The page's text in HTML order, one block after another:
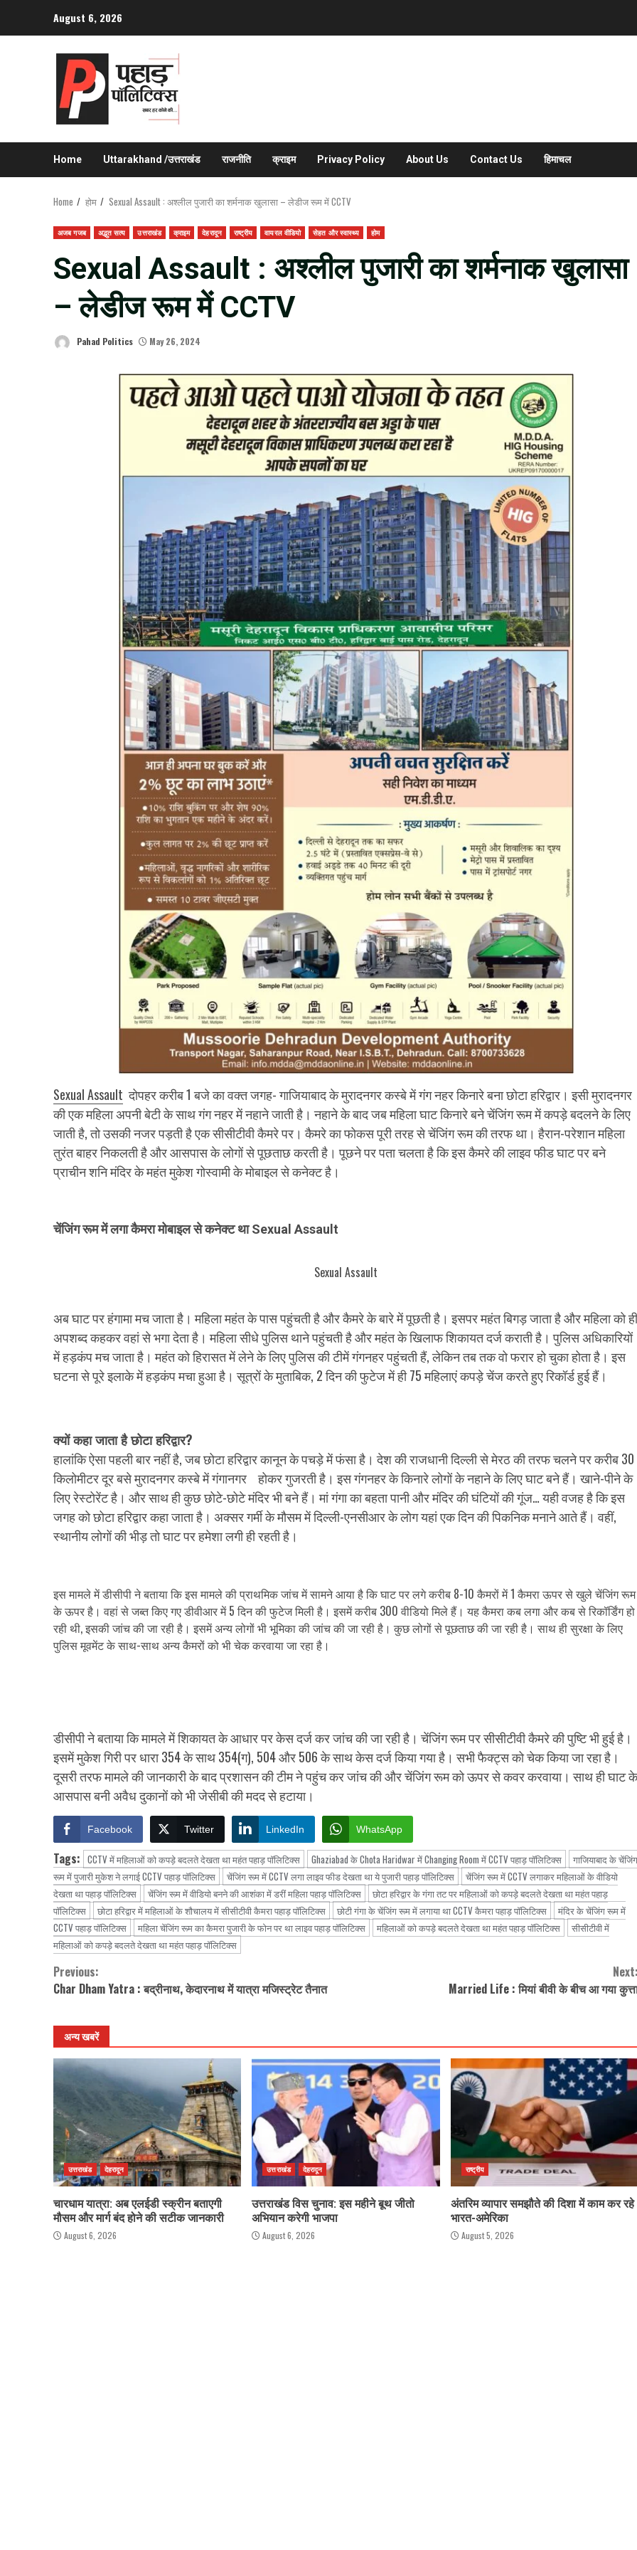
August 6, 2026
Home Uttarakhand /उत्तराखंड राजनीति क्राइम Privacy Policy About Us Contact Us हिमाचल
Home होम Sexual Assault : अश्लील पुजारी का शर्मनाक खुलासा – लेडीज रूम में CCTV
अजब गजब अद्भुत सत्य उत्तराखंड क्राइम देहरादून राष्ट्रीय वायरल वीडियो सेहत और स्वास्थ्य होम
Sexual Assault : अश्लील पुजारी का शर्मनाक खुलासा
– लेडीज रूम में CCTV
Pahad Politics May 26, 2024
Sexual Assault दोपहर करीब 1 बजे का वक्त जगह- गाजियाबाद के मुरादनगर कस्बे में गंग नहर किनारे बना छोटा हरिद्वार। इसी मुरादनगर
की एक महिला अपनी बेटी के साथ गंग नहर में नहाने जाती है। नहाने के बाद जब महिला घाट किनारे बने चेंजिंग रूम में कपड़े बदलने के लिए
जाती है, तो उसकी नजर पड़ती है एक सीसीटीवी कैमरे पर। कैमरे का फोकस पूरी तरह से चेंजिंग रूम की तरफ था। हैरान-परेशान महिला
तुरंत बाहर निकलती है और आसपास के लोगों से पूछताछ करती है। पूछने पर पता चलता है कि इस कैमरे की लाइव फीड घाट पर बने
प्राचीन शनि मंदिर के महंत मुकेश गोस्वामी के मोबाइल से कनेक्ट है।
चेंजिंग रूम में लगा कैमरा मोबाइल से कनेक्ट था Sexual Assault
Sexual Assault
अब घाट पर हंगामा मच जाता है। महिला महंत के पास पहुंचती है और कैमरे के बारे में पूछती है। इसपर महंत बिगड़ जाता है और महिला को ही
अपशब्द कहकर वहां से भगा देता है। महिला सीधे पुलिस थाने पहुंचती है और महंत के खिलाफ शिकायत दर्ज कराती है। पुलिस अधिकारियों
में हड़कंप मच जाता है। महंत को हिरासत में लेने के लिए पुलिस की टीमें गंगनहर पहुंचती हैं, लेकिन तब तक वो फरार हो चुका होता है। इस
घटना से पूरे इलाके में हड़कंप मचा हुआ है। सूत्रों के मुताबिक, 2 दिन की फुटेज में ही 75 महिलाएं कपड़े चेंज करते हुए रिकॉर्ड हुई हैं।
क्यों कहा जाता है छोटा हरिद्वार?
हालांकि ऐसा पहली बार नहीं है, जब छोटा हरिद्वार कानून के पचड़े में फंसा है। देश की राजधानी दिल्ली से मेरठ की तरफ चलने पर करीब 30
किलोमीटर दूर बसे मुरादनगर कस्बे में गंगानगर होकर गुजरती है। इस गंगनहर के किनारे लोगों के नहाने के लिए घाट बने हैं। खाने-पीने के
लिए रेस्टोरेंट है। और साथ ही कुछ छोटे-छोटे मंदिर भी बने हैं। मां गंगा का बहता पानी और मंदिर की घंटियों की गूंज… यही वजह है कि इस
जगह को छोटा हरिद्वार कहा जाता है। अक्सर गर्मी के मौसम में दिल्ली-एनसीआर के लोग यहां एक दिन की पिकनिक मनाने आते हैं। वहीं,
स्थानीय लोगों की भीड़ तो घाट पर हमेशा लगी ही रहती है।
इस मामले में डीसीपी ने बताया कि इस मामले की प्राथमिक जांच में सामने आया है कि घाट पर लगे करीब 8-10 कैमरों में 1 कैमरा ऊपर से खुले चेंजिंग रूम
के ऊपर है। वहां से जब्त किए गए डीवीआर में 5 दिन की फुटेज मिली है। इसमें करीब 300 वीडियो मिले हैं। यह कैमरा कब लगा और कब से रिकॉर्डिंग हो
रही थी, इसकी जांच की जा रही है। इसमें अन्य लोगों भी भूमिका की जांच की जा रही है। कुछ लोगों से पूछताछ की जा रही है। साथ ही सुरक्षा के लिए
पुलिस मूवमेंट के साथ-साथ अन्य कैमरों को भी चेक करवाया जा रहा है।
डीसीपी ने बताया कि मामले में शिकायत के आधार पर केस दर्ज कर जांच की जा रही है। चेंजिंग रूम पर सीसीटीवी कैमरे की पुष्टि भी हुई है।
इसमें मुकेश गिरी पर धारा 354 के साथ 354(ग), 504 और 506 के साथ केस दर्ज किया गया है। सभी फैक्ट्स को चेक किया जा रहा है।
दूसरी तरफ मामले की जानकारी के बाद प्रशासन की टीम ने पहुंच कर जांच की और चेंजिंग रूम को ऊपर से कवर करवाया। साथ ही घाट के
आसपास बनी अवैध दुकानों को भी जेसीबी की मदद से हटाया।
Facebook Twitter LinkedIn WhatsApp
Tags: CCTV में महिलाओं को कपड़े बदलते देखता था महंत पहाड़ पॉलिटिक्स Ghaziabad के Chota Haridwar में Changing Room में CCTV पहाड़ पॉलिटिक्स
गाजियाबाद के चेंजिंग
रूम में पुजारी मुकेश ने लगाई CCTV पहाड़ पॉलिटिक्स
चेंजिंग रूम में CCTV लगा लाइव फीड देखता था ये पुजारी पहाड़ पॉलिटिक्स
चेंजिंग रूम में CCTV लगाकर महिलाओं के वीडियो
देखता था पहाड़ पॉलिटिक्स
चेंजिंग रूम में वीडियो बनने की आशंका में डरीं महिला पहाड़ पॉलिटिक्स
छोटा हरिद्वार के गंगा तट पर महिलाओं को कपड़े बदलते देखता था महंत पहाड़
पॉलिटिक्स
छोटा हरिद्वार में महिलाओं के शौचालय में सीसीटीवी कैमरा पहाड़ पॉलिटिक्स छोटी गंगा के चेंजिंग रूम में लगाया था CCTV कैमरा पहाड़ पॉलिटिक्स
मंदिर के चेंजिंग रूम में
CCTV पहाड़ पॉलिटिक्स
महिला चेंजिंग रूम का कैमरा पुजारी के फोन पर था लाइव पहाड़ पॉलिटिक्स महिलाओं को कपड़े बदलते देखता था महंत पहाड़ पॉलिटिक्स
सीसीटीवी में
महिलाओं को कपड़े बदलते देखता था महंत पहाड़ पॉलिटिक्स
Continue
Previous:
Char Dham Yatra : बद्रीनाथ, केदारनाथ में यात्रा मजिस्ट्रेट तैनात
Married Life : मियां बीवी के बीच आ गया
अन्य खबरें
उत्तराखंड देहरादून
चारधाम यात्रा: अब एलईडी स्क्रीन बताएगी
मौसम और मार्ग बंद होने की सटीक जानकारी
August 6, 2026
उत्तराखंड देहरादून
उत्तराखंड विस चुनाव: इस महीने बूथ जीतो
अभियान करेगी भाजपा
August 6, 2026
राष्ट्रीय
अंतरिम व्यापार समझौते की दिशा में काम कर रहे
भारत-अमेरिका
August 5, 2026